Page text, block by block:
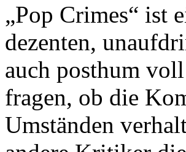
„Pop Crimes“ ist
dezenten,
auch posthum
fragen, ob die
Umständen